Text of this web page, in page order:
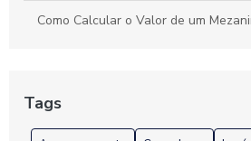
Como Calcular o Valor de um
Como Escolher a Estante de Aço 6
Ideal para Seu Espaço
Tags